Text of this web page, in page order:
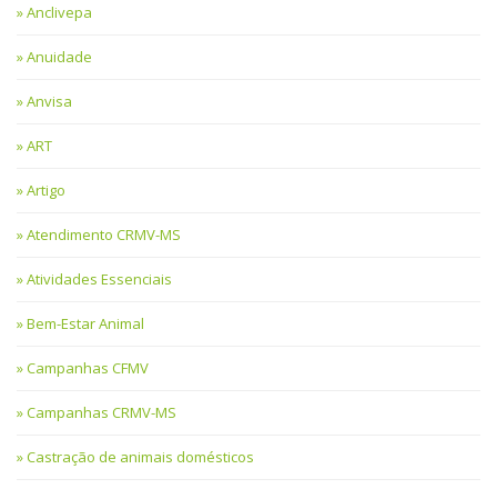
Anclivepa
Anuidade
Anvisa
ART
Artigo
Atendimento CRMV-MS
Atividades Essenciais
Bem-Estar Animal
Campanhas CFMV
Campanhas CRMV-MS
Castração de animais domésticos